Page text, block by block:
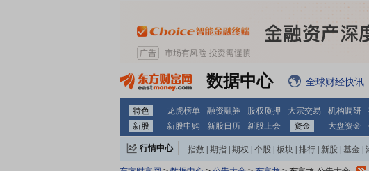
数据中心 全球财经快讯
特色 龙虎榜单 融资融券 股权质押 大宗交易 机构调研
新股
新股申购 新股日历 新股上会 资金 大盘资金
行情中心 指数 期指 期权 个股 板块 排行 新股 基金